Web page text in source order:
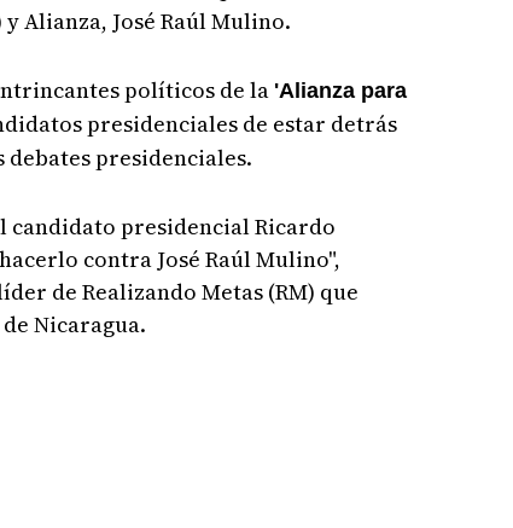
Alianza, José Raúl Mulino.
políticos de la 'Alianza para
presidenciales de estar detrás
presidenciales.
candidato presidencial Ricardo
contra José Raúl Mulino",
de Realizando Metas (RM) que
Nicaragua.